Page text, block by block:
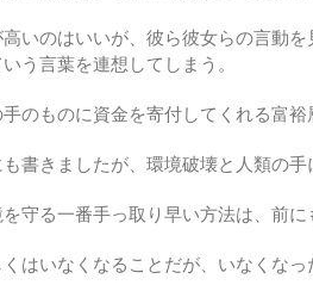
いのはいいが、彼ら彼女らの言動
う言葉を連想してしまう。
手のものに資金を寄付してくれる富裕
書きましたが、環境破壊と人類の
守る一番手っ取り早い方法は、前に
くはいなくなることだが、いなくな